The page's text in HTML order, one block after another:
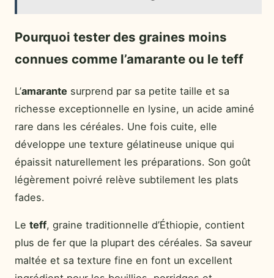
Pourquoi tester des graines moins
connues comme l’amarante ou le teff
L’amarante surprend par sa petite taille et sa
richesse exceptionnelle en lysine, un acide aminé
rare dans les céréales. Une fois cuite, elle
développe une texture gélatineuse unique qui
épaissit naturellement les préparations. Son goût
légèrement poivré relève subtilement les plats
fades.
Le teff, graine traditionnelle d’Éthiopie, contient
plus de fer que la plupart des céréales. Sa saveur
maltée et sa texture fine en font un excellent